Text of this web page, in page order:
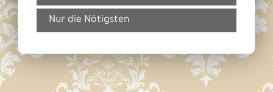
Nur die Nötigsten